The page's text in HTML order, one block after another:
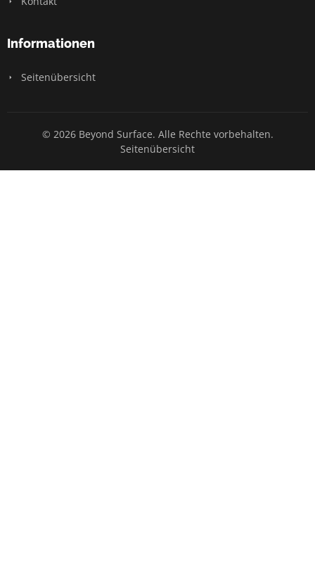
Informationen
Seitenübersicht
© 2026 Beyond Surface. Alle Rechte vorbehalten.
Seitenübersicht